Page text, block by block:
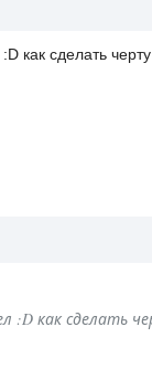
как сделать
:D как сделать